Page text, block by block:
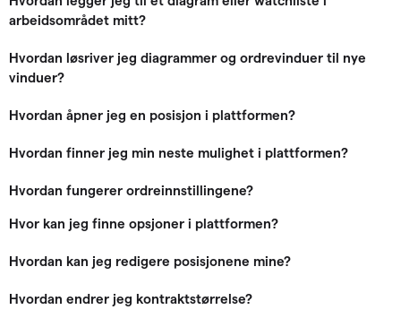
arbeidsområdet mitt?
Hvordan løsriver jeg diagrammer og ordrevinduer til nye
vinduer?
Hvordan åpner jeg en posisjon i plattformen?
Hvordan finner jeg min neste mulighet i plattformen?
Hvordan fungerer ordreinnstillingene?
Hvor kan jeg finne opsjoner i plattformen?
Hvordan kan jeg redigere posisjonene mine?
Hvordan endrer jeg kontraktstørrelse?